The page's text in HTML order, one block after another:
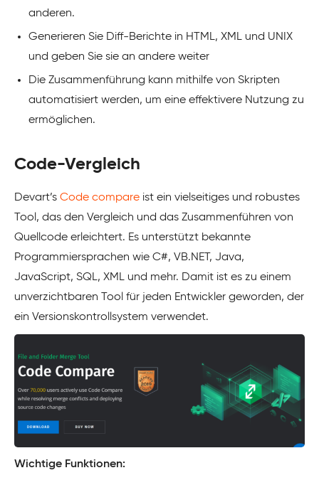
anderen.
Generieren Sie Diff-Berichte in HTML, XML und UNIX
und geben Sie sie an andere weiter
Die Zusammenführung kann mithilfe von Skripten
automatisiert werden, um eine effektivere Nutzung zu
ermöglichen.
Code-Vergleich
Devart’s Code compare ist ein vielseitiges und robustes
Tool, das den Vergleich und das Zusammenführen von
Quellcode erleichtert. Es unterstützt bekannte
Programmiersprachen wie C#, VB.NET, Java,
JavaScript, SQL, XML und mehr. Damit ist es zu einem
unverzichtbaren Tool für jeden Entwickler geworden, der
ein Versionskontrollsystem verwendet.
Wichtige Funktionen: